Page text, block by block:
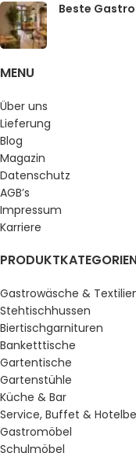
Beste
MENU
Über uns
Lieferung
Blog
Magazin
Datenschutz
AGB’s
Impressum
Karriere
Gastrowäsche &
Stehtischhussen
Biertischgarnituren
Banketttische
Gartentische
Gartenstühle
Küche & Bar
Service, Buffet &
Gastromöbel
Schulmöbel